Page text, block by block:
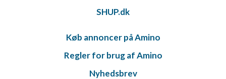
SHUP.dk
Køb annoncer på Amino
Regler for brug af Amino
Nyhedsbrev